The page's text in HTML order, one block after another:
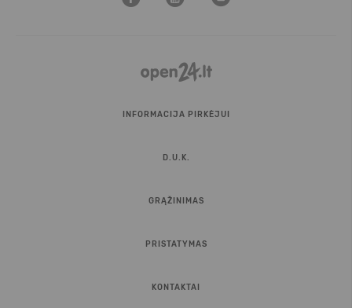
INFORMACIJA PIRKĖJUI
D.U.K.
GRĄŽINIMAS
PRISTATYMAS
KONTAKTAI